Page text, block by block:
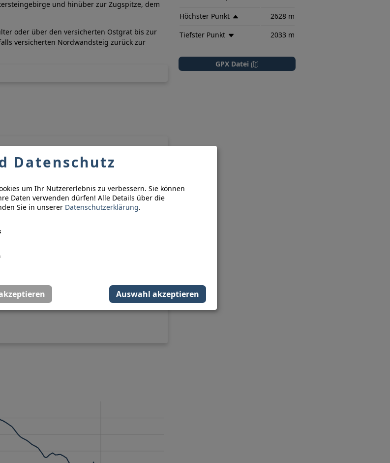
und hinüber zur Zugspitze, dem
oder über den versicherten Ostgrat bis zur
versicherten Nordwandsteig zurück zur
Alpspitze Klammernleiter
hinab nach Garmisch-Partenkirchen
Höchster Punkt
2628 m
Tiefster Punkt
2033 m
GPX Datei
Datenschutz
um Ihr Nutzererlebnis zu verbessern. Sie können
Daten verwenden dürfen! Alle Details über die
Sie in unserer Datenschutzerklärung.
Auswahl akzeptieren